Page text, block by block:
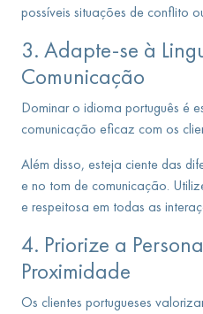
possíveis situações de conflito
3. Adapte-se à
Comunicação
Dominar o idioma português é
comunicação eficaz com os
Além disso, esteja ciente das
e no tom de comunicação.
e respeitosa em todas as
4. Priorize a
Proximidade
Os clientes portugueses